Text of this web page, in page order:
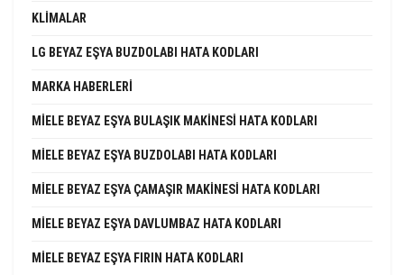
KLIMALAR
LG BEYAZ EŞYA BUZDOLABI HATA KODLARI
MARKA HABERLERI
MIELE BEYAZ EŞYA BULAŞIK MAKINESI HATA KODLARI
MIELE BEYAZ EŞYA BUZDOLABI HATA KODLARI
MIELE BEYAZ EŞYA ÇAMAŞIR MAKINESI HATA KODLARI
MIELE BEYAZ EŞYA DAVLUMBAZ HATA KODLARI
MIELE BEYAZ EŞYA FIRIN HATA KODLARI